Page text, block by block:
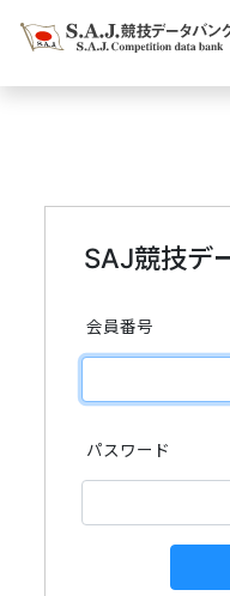
SAJ競技デ
会員番号
パスワード